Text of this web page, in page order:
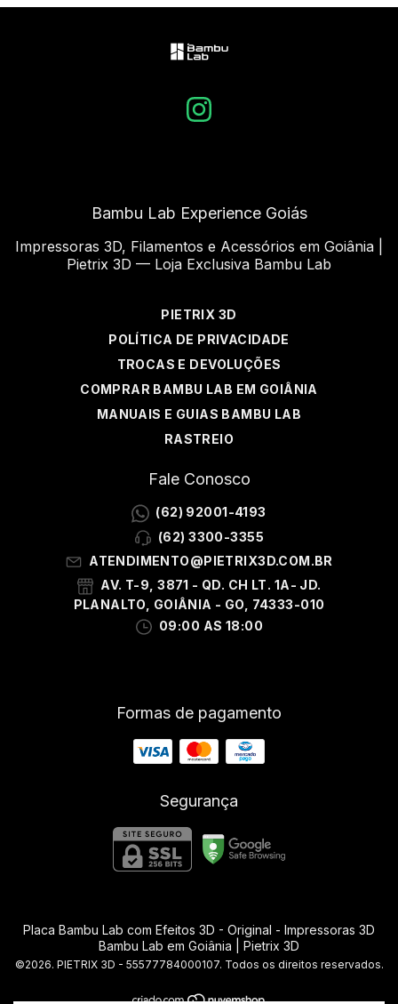
Bambu Lab Experience Goiás
Impressoras 3D, Filamentos e Acessórios em Goiânia |
Pietrix 3D — Loja Exclusiva Bambu Lab
PIETRIX 3D
POLÍTICA DE PRIVACIDADE
TROCAS E DEVOLUÇÕES
COMPRAR BAMBU LAB EM GOIÂNIA
MANUAIS E GUIAS BAMBU LAB
RASTREIO
Fale Conosco
(62) 92001-4193
(62) 3300-3355
ATENDIMENTO@PIETRIX3D.COM.BR
AV. T-9, 3871 - QD. CH LT. 1A- JD.
PLANALTO, GOIÂNIA - GO, 74333-010
09:00 AS 18:00
Formas de pagamento
Segurança
Placa Bambu Lab com Efeitos 3D - Original - Impressoras 3D
Bambu Lab em Goiânia | Pietrix 3D
©2026. PIETRIX 3D - 55577784000107. Todos os direitos reservados.